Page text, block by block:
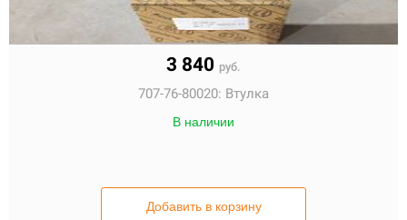
3 840 руб.
707-76-80020: Втулка
В наличии
Добавить в корзину